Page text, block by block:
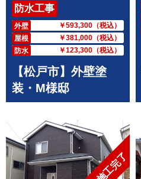
防水工事
外壁
￥593,300（税込）
屋根
￥381,000（税込）
防水
￥123,300（税込）
【松戸市】外壁塗
装・М様邸
施工完了